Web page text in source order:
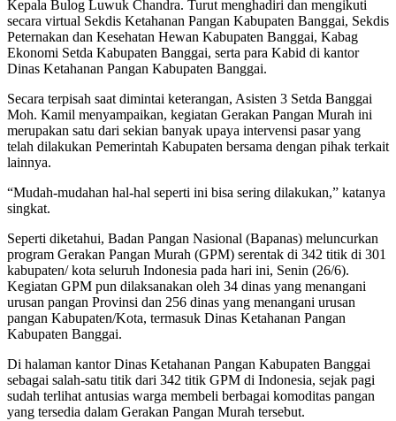
Kepala Bulog Luwuk Chandra. Turut menghadiri dan mengikuti
secara virtual Sekdis Ketahanan Pangan Kabupaten Banggai, Sekdis
Peternakan dan Kesehatan Hewan Kabupaten Banggai, Kabag
Ekonomi Setda Kabupaten Banggai, serta para Kabid di kantor
Dinas Ketahanan Pangan Kabupaten Banggai.
Secara terpisah saat dimintai keterangan, Asisten 3 Setda Banggai
Moh. Kamil menyampaikan, kegiatan Gerakan Pangan Murah ini
merupakan satu dari sekian banyak upaya intervensi pasar yang
telah dilakukan Pemerintah Kabupaten bersama dengan pihak terkait
lainnya.
“Mudah-mudahan hal-hal seperti ini bisa sering dilakukan,” katanya
singkat.
Seperti diketahui, Badan Pangan Nasional (Bapanas) meluncurkan
program Gerakan Pangan Murah (GPM) serentak di 342 titik di 301
kabupaten/ kota seluruh Indonesia pada hari ini, Senin (26/6).
Kegiatan GPM pun dilaksanakan oleh 34 dinas yang menangani
urusan pangan Provinsi dan 256 dinas yang menangani urusan
pangan Kabupaten/Kota, termasuk Dinas Ketahanan Pangan
Kabupaten Banggai.
Di halaman kantor Dinas Ketahanan Pangan Kabupaten Banggai
sebagai salah-satu titik dari 342 titik GPM di Indonesia, sejak pagi
sudah terlihat antusias warga membeli berbagai komoditas pangan
yang tersedia dalam Gerakan Pangan Murah tersebut.